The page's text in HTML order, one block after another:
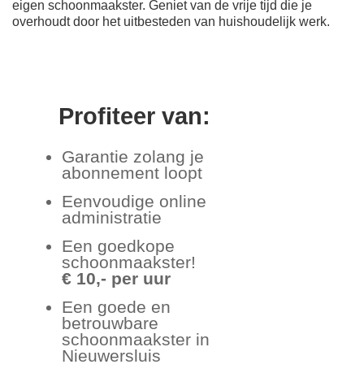
eigen schoonmaakster. Geniet van de vrije tijd die je
overhoudt door het uitbesteden van huishoudelijk werk.
Profiteer van:
Garantie zolang je
abonnement loopt
Eenvoudige online
administratie
Een goedkope
schoonmaakster!
€ 10,- per uur
Een goede en
betrouwbare
schoonmaakster in
Nieuwersluis